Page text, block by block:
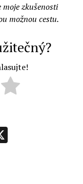
moje zkušenosti
možnou cestu.
X